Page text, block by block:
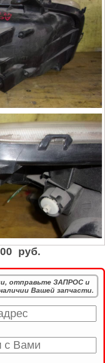
руб.
отправьте ЗАПРОС и
Вашей запчасти.